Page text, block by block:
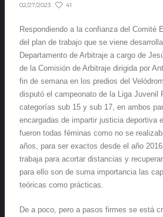
02/27/2023 41
Respondiendo a la confianza del Comité
del plan de trabajo que se viene
Departamento de Arbitraje a cargo de
de la Comisión de Arbitraje dirigida por
fin de semana en los predios del
disputó el campeonato de la Liga Juvenil
categorías sub 15 y sub 17, en ambos
encargadas de impartir justicia deportiva
fueron todas féminas como no se
años, para ser exactos desde el año
trabaja para acortar distancias y
para ello son de suma importancia las
teóricas como prácticas.
De a poco, pero a pasos firmes se está